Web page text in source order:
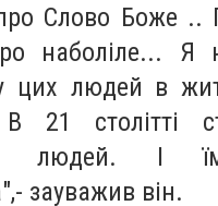
Слово Боже ..
наболіле... Я
цих людей в
В 21 столітті
людей. І
зауважив він.